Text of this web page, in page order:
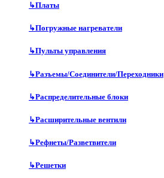
↳Платы
↳Погружные нагреватели
↳Пульты управления
↳Разъемы/Соединители/Переходники
↳Распределительные блоки
↳Расширительные вентили
↳Рефнеты/Разветвители
↳Решетки